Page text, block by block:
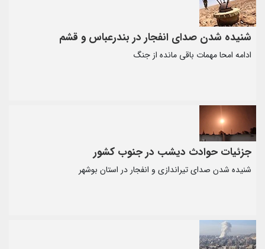
شنیده شدن صدای انفجار در بندرعباس و قشم
ادامه امحا مهمات باقی مانده از جنگ
جزئیات حوادث دیشب در جنوب کشور
شنیده شدن صدای تیراندازی و انفجار در استان بوشهر